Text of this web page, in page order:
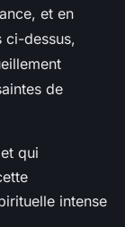
et en
ci-dessus,
de
qui
intense